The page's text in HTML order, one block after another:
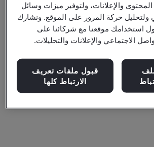
إعادة تعيين إرسال
والإعلانات، ولتوفير ميزات وسائل
ولتحليل حركة المرور على الموقع. ونشارك
استخدامك موقعنا مع شركائنا على
الاجتماعي والإعلانات والتحليلات.
قبول ملفات تعريف
الارتباط كلها